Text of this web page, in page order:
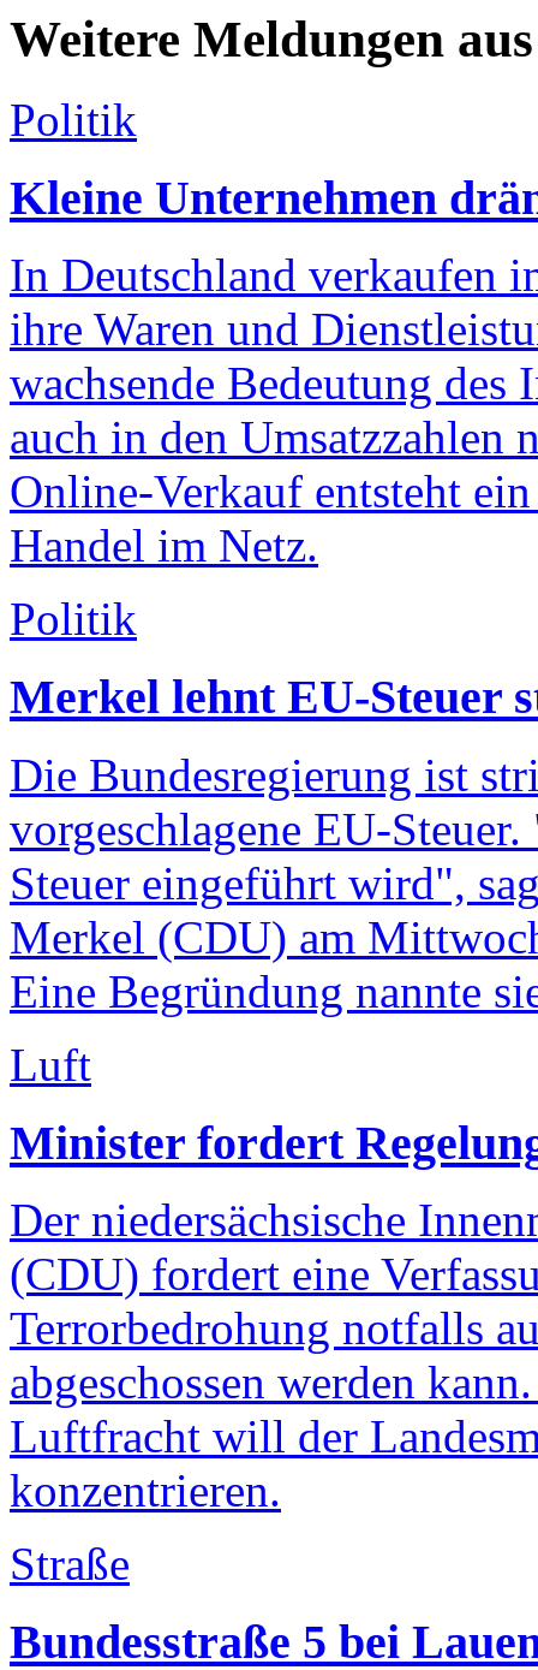
Weitere Meldungen
Politik
Kleine Unternehmen
In Deutschland verkaufen
ihre Waren und
wachsende Bedeutung des
auch in den Umsatzzahlen
Online-Verkauf entsteht
Handel im Netz.
Politik
Merkel lehnt EU-Steuer
Die Bundesregierung ist
vorgeschlagene EU-
Steuer eingeführt wird",
Merkel (CDU) am
Eine Begründung nannte
Luft
Minister fordert
Der niedersächsische
(CDU) fordert eine
Terrorbedrohung notfalls
abgeschossen werden
Luftfracht will der
konzentrieren.
Straße
Bundesstraße 5 bei